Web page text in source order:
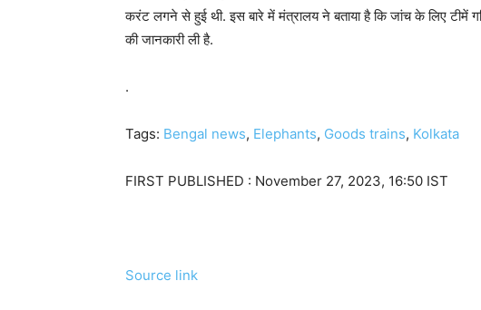
करंट लगने से हुई थी. इस बारे में मंत्रालय ने बताया है कि जांच के लिए टीमें
की जानकारी ली है.
.
Tags: Bengal news, Elephants, Goods trains, Kolkata
FIRST PUBLISHED : November 27, 2023, 16:50 IST
Source link